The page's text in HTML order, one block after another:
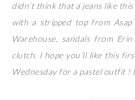
didn’t think that a jeans like
with a stripped top from
Warehouse, sandals from
clutch. I hope you’ll like this
Wednesday for a pastel outfit !